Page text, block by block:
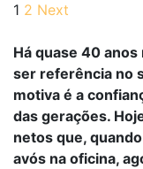
1 2 Next
Há quase 40
ser referência no
motiva é a
das gerações.
netos que,
avós na oficina,